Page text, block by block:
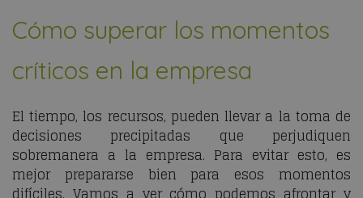
Cómo superar los momentos
críticos en la empresa
El tiempo, los recursos, pueden llevar a la toma de
decisiones precipitadas que perjudiquen
sobremanera a la empresa. Para evitar esto, es
mejor prepararse bien para esos momentos